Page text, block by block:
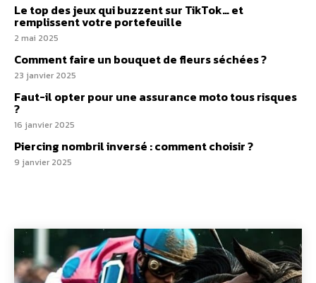
Le top des jeux qui buzzent sur TikTok… et
remplissent votre portefeuille
2 mai 2025
Comment faire un bouquet de fleurs séchées ?
23 janvier 2025
Faut-il opter pour une assurance moto tous risques​
?
16 janvier 2025
Piercing nombril inversé : comment choisir ?
9 janvier 2025